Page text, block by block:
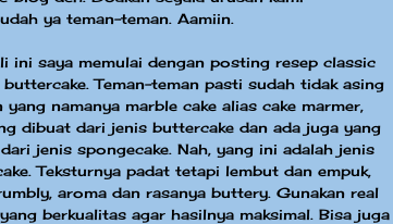
ya teman-teman. Aamiin.
ini saya memulai dengan posting resep classic
buttercake. Teman-teman pasti sudah tidak asing
yang namanya marble cake alias cake marmer,
dibuat dari jenis buttercake dan ada juga yang
jenis spongecake. Nah, yang ini adalah jenis
Teksturnya padat tetapi lembut dan empuk,
aroma dan rasanya buttery. Gunakan real
berkualitas agar hasilnya maksimal. Bisa juga